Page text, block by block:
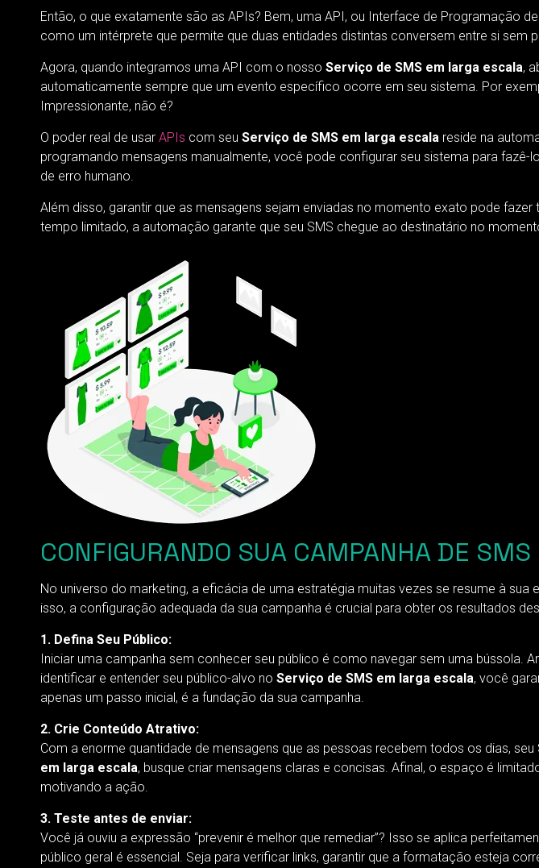
Então, o que exatamente são as APIs? Bem, uma API, ou Interface de Programação
como um intérprete que permite que duas entidades distintas conversem entre si sem
Agora, quando integramos uma API com o nosso Serviço de SMS em larga escala,
automaticamente sempre que um evento específico ocorre em seu sistema. Por
Impressionante, não é?
O poder real de usar APIs com seu Serviço de SMS em larga escalareside na
programando mensagens manualmente, você pode configurar seu sistema para
de erro humano.
Além disso, garantir que as mensagens sejam enviadas no momento exato pode
tempo limitado, a automação garante que seu SMS chegue ao destinatário no
CONFIGURANDO SUA CAMPANHA DE SMS
No universo do marketing, a eficácia de uma estratégia muitas vezes se resume à sua
isso, a configuração adequada da sua campanha é crucial para obter os resultados
1. Defina Seu Público:
Iniciar uma campanha sem conhecer seu público é como navegar sem uma bússola.
identificar e entender seu público-alvo no Serviço de SMS em larga escala, você
apenas um passo inicial, é a fundação da sua campanha.
2. Crie Conteúdo Atrativo:
Com a enorme quantidade de mensagens que as pessoas recebem todos os dias,
em larga escala, busque criar mensagens claras e concisas. Afinal, o espaço é
motivando a ação.
3. Teste antes de enviar:
Você já ouviu a expressão “prevenir é melhor que remediar”? Isso se aplica
público geral é essencial. Seja para verificar links, garantir que a formatação esteja